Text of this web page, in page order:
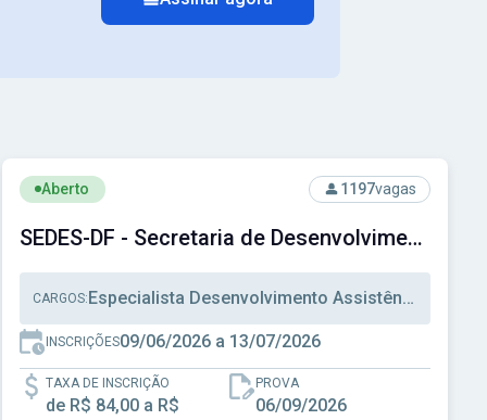
Ver concurso: SEDES-DF - Secretaria de Desenvolvimento
Aberto 1197vagas
SEDES-DF - Secretaria de Desenvolvimento Social do Distrito Federal
CARGOS: Especialista Desenvolvimento Assistência Social, Técnico Desenvolvimento Assistência Social, Técnico Administrativo
INSCRIÇÕES09/06/2026 a 13/07/2026
TAXA DE INSCRIÇÃO
de R$ 84,00 a R$
PROVA
06/09/2026